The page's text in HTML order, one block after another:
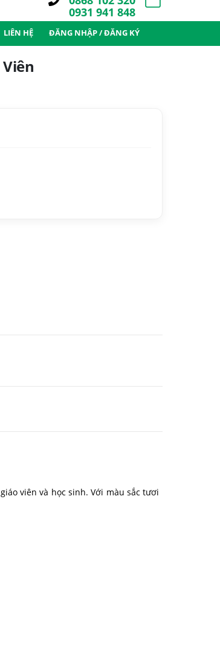
0931 941 848
LIÊN HỆ ĐĂNG NHẬP / ĐĂNG KÝ
viên và học sinh. Với màu sắc tươi